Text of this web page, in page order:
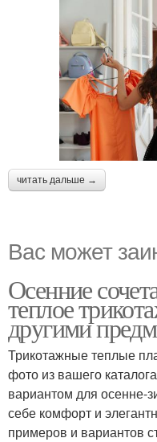
читать дальше →
Вас может
Осенние
теплое
другими
Трикотажные теплые
фото из вашего
вариантом для осенне-
себе комфорт и
примеров и вариантов